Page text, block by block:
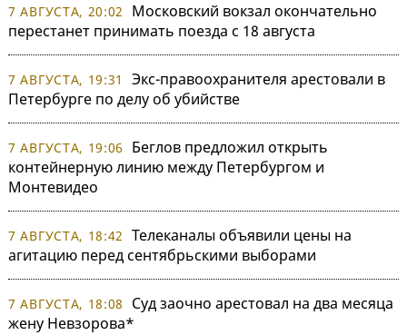
7 АВГУСТА, 20:02
Московский вокзал окончательно
перестанет принимать поезда с 18 августа
7 АВГУСТА, 19:31
Экс-правоохранителя арестовали в
Петербурге по делу об убийстве
7 АВГУСТА, 19:06
Беглов предложил открыть
контейнерную линию между Петербургом и
Монтевидео
7 АВГУСТА, 18:42 Телеканалы объявили цены на
агитацию перед сентябрьскими выборами
7 АВГУСТА, 18:08
Суд заочно арестовал на два месяца
жену Невзорова*